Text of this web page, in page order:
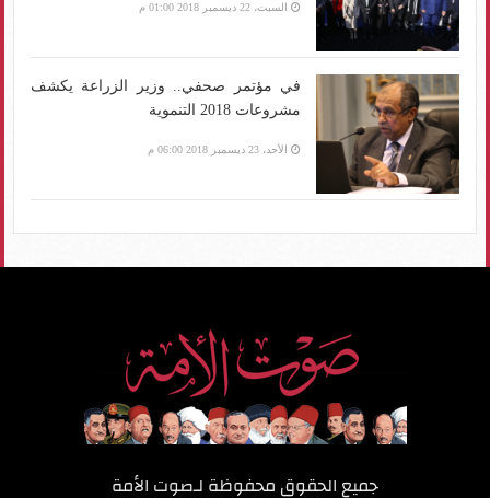
السبت، 22 ديسمبر 2018 01:00 م
في مؤتمر صحفي.. وزير الزراعة يكشف
مشروعات 2018 التنموية
الأحد، 23 ديسمبر 2018 06:00 م
جميع الحقوق محفوظة لـصوت الأمة